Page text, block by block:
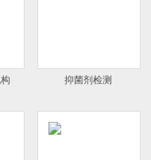
抑菌剂检测